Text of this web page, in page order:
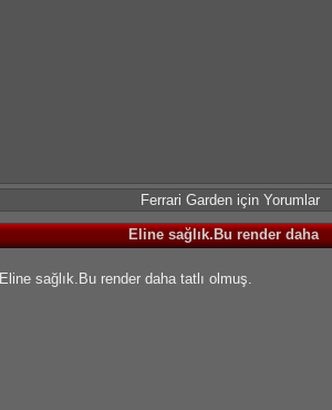
Ferrari Garden için Yorumlar
Eline sağlık.Bu render daha
Eline sağlık.Bu render daha tatlı olmuş.